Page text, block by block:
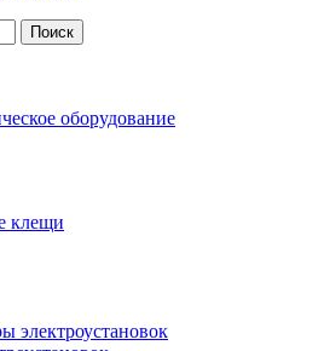
Поиск
оборудование
клещи
электроустановок